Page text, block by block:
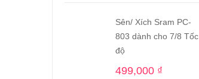
Sên/ Xích Sram PC-
803 dành cho 7/8 Tốc
độ
499,000 ₫